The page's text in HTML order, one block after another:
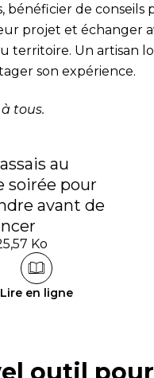
bénéficier de conseils
projet et échanger
territoire. Un artisan
son expérience.
tous.
au
soirée pour
avant de
Ko
Lire en ligne
outil pour